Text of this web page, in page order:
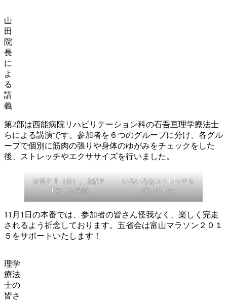
山
田
院
長
に
よ
る
講
義
第2部は西能病院リハビリテーション科の石吾亘理学療法士
らによる講演です。参加者を６つのグループに分け、各グル
ープで個別に筋肉の張りや身体のゆがみをチェックをした
後、ストレッチやエクササイズを行いました。
石吾ＰＴ（右）、山森Ｐ
Ｔによる講義
いろいろなストレッチを
行いました
11月1日の本番では、参加者の皆さん怪我なく、楽しく完走
されるよう祈念しております。五省会は富山マラソン２０１
５をサポートいたします！
理学
療法
士の
皆さ